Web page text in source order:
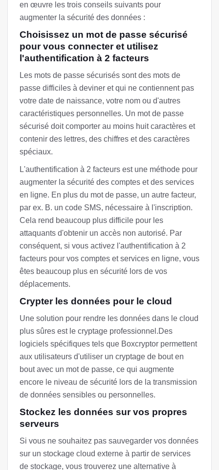
en œuvre les trois conseils suivants pour
augmenter la sécurité des données :
Choisissez un mot de passe sécurisé
pour vous connecter et utilisez
l'authentification à 2 facteurs
Les mots de passe sécurisés sont des mots de
passe difficiles à deviner et qui ne contiennent pas
votre date de naissance, votre nom ou d'autres
caractéristiques personnelles. Un mot de passe
sécurisé doit comporter au moins huit caractères et
contenir des lettres, des chiffres et des caractères
spéciaux.
L'authentification à 2 facteurs est une méthode pour
augmenter la sécurité des comptes et des services
en ligne. En plus du mot de passe, un autre facteur,
par ex. B. un code SMS, nécessaire à l'inscription.
Cela rend beaucoup plus difficile pour les
attaquants d'obtenir un accès non autorisé. Par
conséquent, si vous activez l'authentification à 2
facteurs pour vos comptes et services en ligne, vous
êtes beaucoup plus en sécurité lors de vos
déplacements.
Crypter les données pour le cloud
Une solution pour rendre les données dans le cloud
plus sûres est le cryptage professionnel.Des
logiciels spécifiques tels que Boxcryptor permettent
aux utilisateurs d'utiliser un cryptage de bout en
bout avec un mot de passe, ce qui augmente
encore le niveau de sécurité lors de la transmission
de données sensibles ou personnelles.
Stockez les données sur vos propres
serveurs
Si vous ne souhaitez pas sauvegarder vos données
sur un stockage cloud externe à partir de services
de stockage, vous trouverez une alternative à